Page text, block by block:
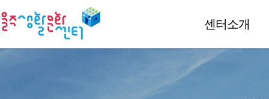
센터소개